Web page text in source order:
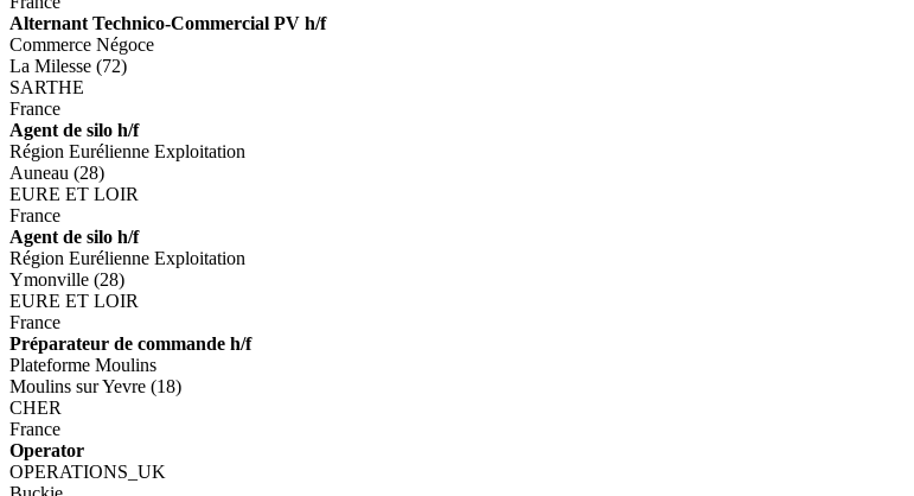
Alternant Technico-Commercial PV h/f
Commerce Négoce
La Milesse (72)
SARTHE
France
Agent de silo h/f
Région Eurélienne Exploitation
Auneau (28)
EURE ET LOIR
France
Agent de silo h/f
Région Eurélienne Exploitation
Ymonville (28)
EURE ET LOIR
France
Préparateur de commande h/f
Plateforme Moulins
Moulins sur Yevre (18)
CHER
France
Operator
OPERATIONS_UK